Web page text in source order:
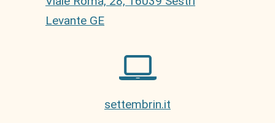
Levante GE
settembrin.it